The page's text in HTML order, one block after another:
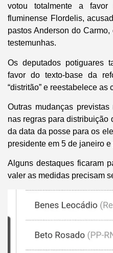
votou totalmente a
fluminense Flordelis,
pastos Anderson do
testemunhas.
Os deputados potiguares
favor do texto-base da
“distritão” e reestabelece
Outras mudanças
nas regras para distribuição
da data da posse para os
presidente em 5 de janeiro
Alguns destaques ficaram
valer as medidas precisam